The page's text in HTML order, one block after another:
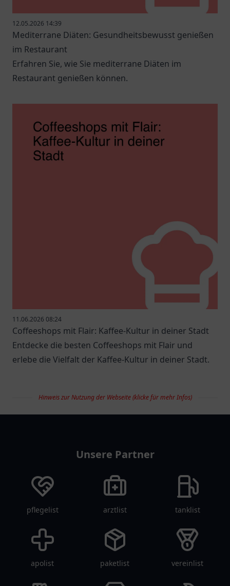
12.05.2026 14:39
Mediterrane Diäten: Gesundheitsbewusst genießen
im Restaurant
Erfahren Sie, wie Sie mediterrane Diäten im
Restaurant genießen können.
11.06.2026 08:24
Coffeeshops mit Flair: Kaffee-Kultur in deiner Stadt
Entdecke die besten Coffeeshops mit Flair und
erlebe die Vielfalt der Kaffee-Kultur in deiner Stadt.
Hinweis zur Nutzung der Webseite (klicke für mehr Infos)
Unsere Partner
pflegelist arztlist tanklist
apolist paketlist vereinlist